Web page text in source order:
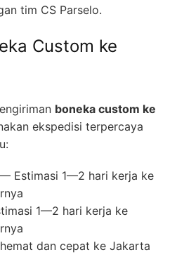
tim CS Parselo.
Custom ke
boneka custom ke
ekspedisi terpercaya
— Estimasi 1—2 hari kerja ke
1—2 hari kerja ke
dan cepat ke Jakarta